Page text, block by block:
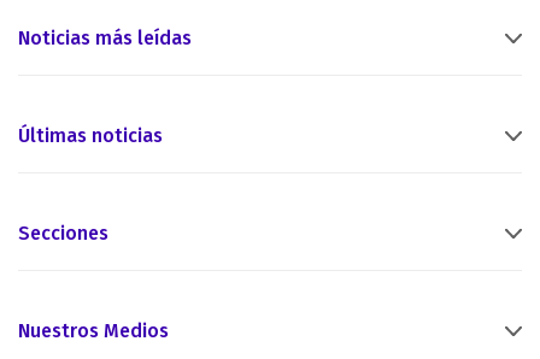
Noticias más leídas
Últimas noticias
Secciones
Nuestros Medios